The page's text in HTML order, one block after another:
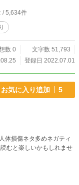
/ 5,634件
数 0
文字数 51,793
登録日 2022.07.01
お気に入り追加 5
体損傷ネタ多めネガティ
むと楽しいかもしれませ